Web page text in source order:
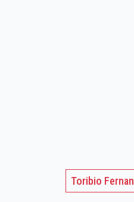
Toribio